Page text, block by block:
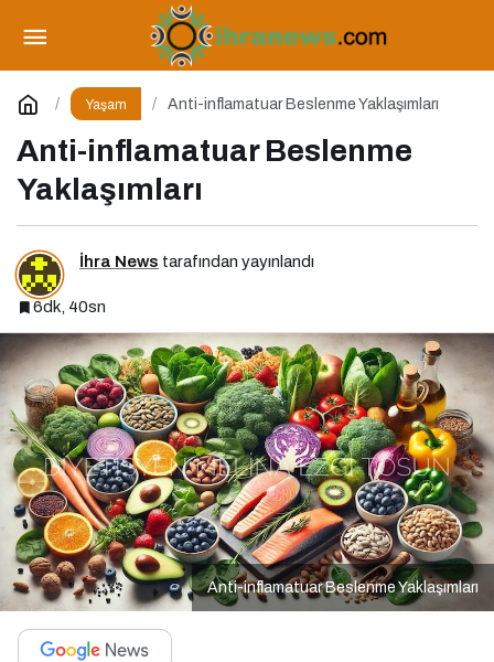
Yaşam Anti-inflamatuar Beslenme Yaklaşımları
Anti-inflamatuar Beslenme
Yaklaşımları
İhra News tarafından yayınlandı
6dk, 40sn
Anti-inflamatuar Beslenme Yaklaşımları
Navigasyon Cihazları Beyin Tembelliğine Yol
Açıyor mu?
Yorum Yap